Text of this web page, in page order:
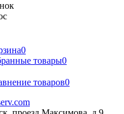
0
товары0
товаров0